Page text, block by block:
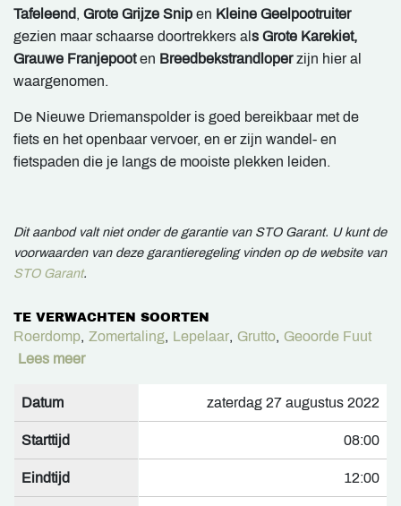
Tafeleend, Grote Grijze Snip en Kleine Geelpootruiter
gezien maar schaarse doortrekkers al s Grote Karekiet,
Grauwe Franjepooten Breedbekstrandloperzijn hier al
waargenomen.
De Nieuwe Driemanspolder is goed bereikbaar met de
fiets en het openbaar vervoer, en er zijn wandel- en
fietspaden die je langs de mooiste plekken leiden.
Dit aanbod valt niet onder de garantie van STO Garant. U kunt de
voorwaarden van deze garantieregeling vinden op de website van
STO Garant.
TE VERWACHTEN SOORTEN
Roerdomp, Zomertaling, Lepelaar, Grutto, Geoorde Fuut
Lees meer
Datum zaterdag 27 augustus 2022
Starttijd 08:00
Eindtijd 12:00